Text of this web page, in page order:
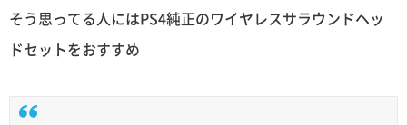
そう思ってる人にはPS4純正のワイヤレスサラウンドヘッ
ドセットをおすすめ